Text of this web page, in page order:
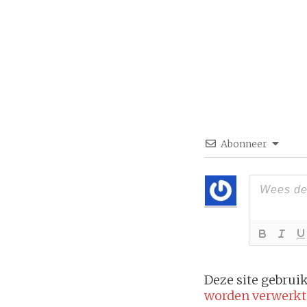
Abonneer
Deze site
worden verwerkt